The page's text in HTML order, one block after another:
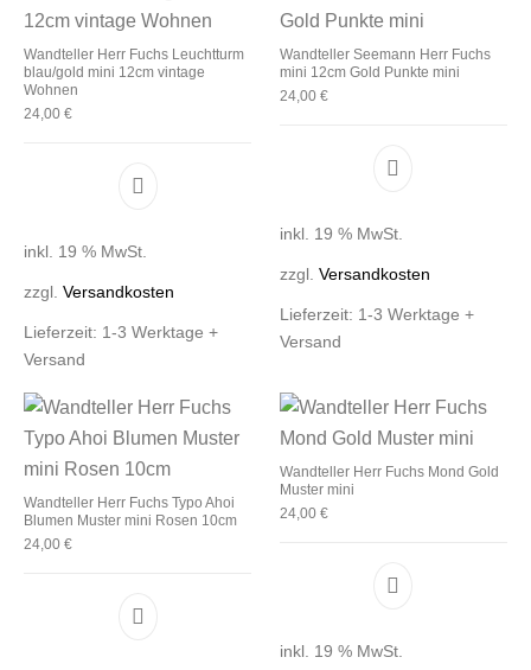
Wandteller Herr Fuchs Leuchtturm
blau/gold mini 12cm vintage
Wohnen
24,00€
inkl. 19 % MwSt.
zzgl.Versandkosten
Lieferzeit: 1-3 Werktage +
Versand
Wandteller Seemann Herr Fuchs
mini 12cm Gold Punkte mini
24,00 €
inkl. 19 % MwSt.
zzgl. Versandkosten
Lieferzeit: 1-3 Werktage +
Versand
Wandteller Herr Fuchs Typo Ahoi
Blumen Muster mini Rosen 10cm
24,00€
Wandteller Herr Fuchs Mond Gold
Muster mini
24,00 €
inkl. 19 % MwSt.